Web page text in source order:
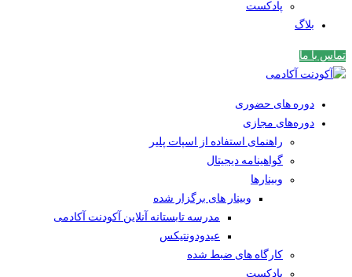
پادکست
بلاگ
تماس با ما
دوره های حضوری
دوره‌های مجازی
راهنمای استفاده از اسپات پلیر
گواهینامه دیجیتال
وبینار‌ها
وبینار های برگزار شده
مدرسه تابستانه آنلاین آکودنت آکادمی
عیدودونتیکس
کارگاه های ضبط شده
پادکست